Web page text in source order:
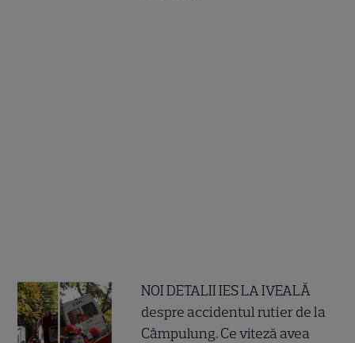
NOI DETALII IES LA IVEALĂ
despre accidentul rutier de la
Câmpulung. Ce viteză avea